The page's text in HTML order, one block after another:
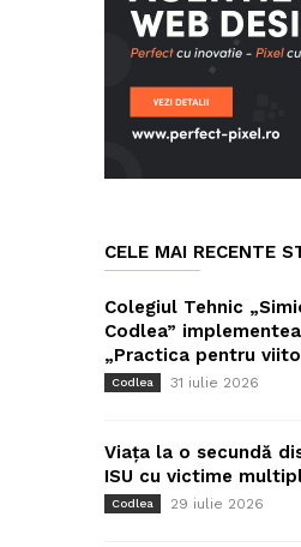
CELE MAI RECENTE
Colegiul Tehnic
Codlea”
„Practica pentru
Codlea 31 iulie 2026
Viața la o secundă
ISU cu victime
Codlea 29 iulie 2026